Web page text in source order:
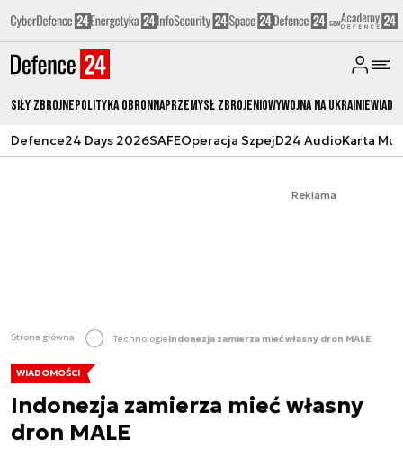
Siły zbrojnePolityka obronnaPrzemysł ZbrojeniowyWojna na Ukrainie
Defence24 Days 2026SAFEOperacja SzpejD24 AudioKarta
Reklama
Strona główna TechnologieIndonezja zamierza mieć własny dron MALE
WIADOMOŚCI
Indonezja zamierza mieć własny
dron MALE